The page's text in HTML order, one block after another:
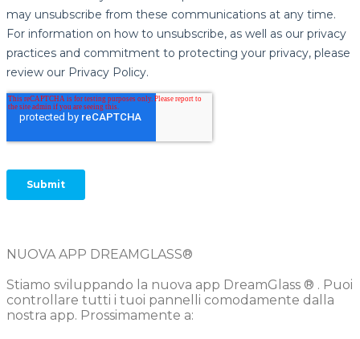
NUOVA APP DREAMGLASS®
Stiamo sviluppando la nuova app DreamGlass ® . Puoi
controllare tutti i tuoi pannelli comodamente dalla
nostra app. Prossimamente a: